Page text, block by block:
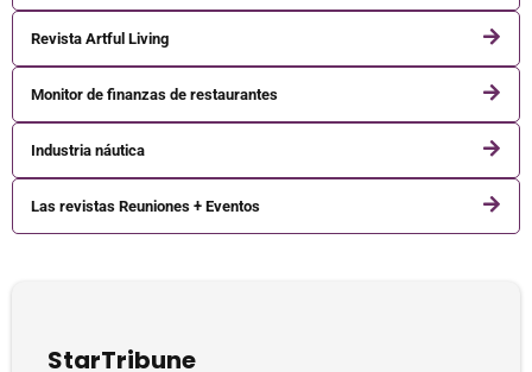
Revista Artful Living
Monitor de finanzas de restaurantes
Industria náutica
Las revistas Reuniones + Eventos
StarTribune